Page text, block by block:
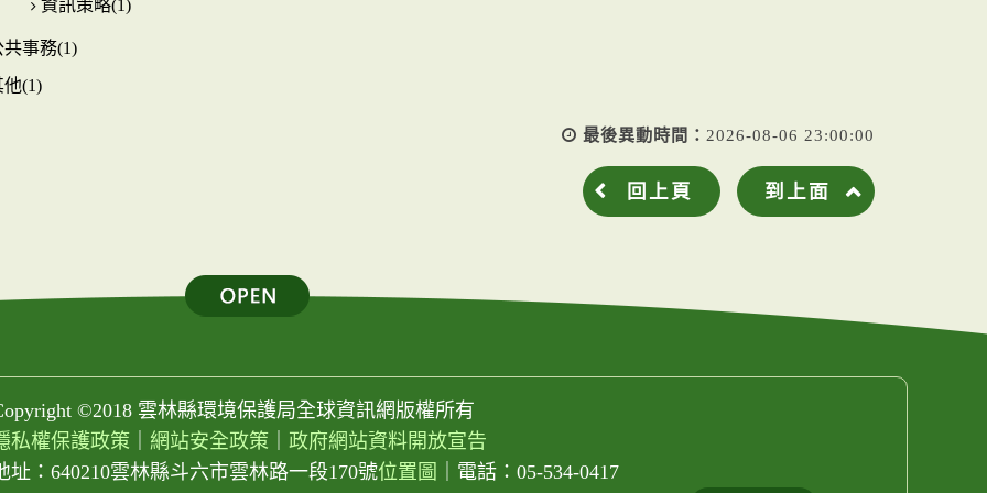
資訊策略(1)
共事務(1)
他(1)
最後異動時間： 2026-08-06 23:00:00
回上頁 到上面
©2018 雲林縣環境保護局全球資訊網版權所有
私權保護政策
網站安全政策 ｜政府網站資料開放宣告
址：640210雲林縣斗六市雲林路一段170號位置圖 電話：05-534-0417